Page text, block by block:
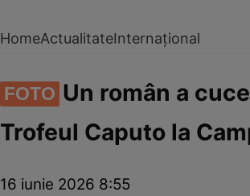
HomeActualitateInternațional
FOTO Un român a
Trofeul Caputo la
16 iunie 2026 8:55